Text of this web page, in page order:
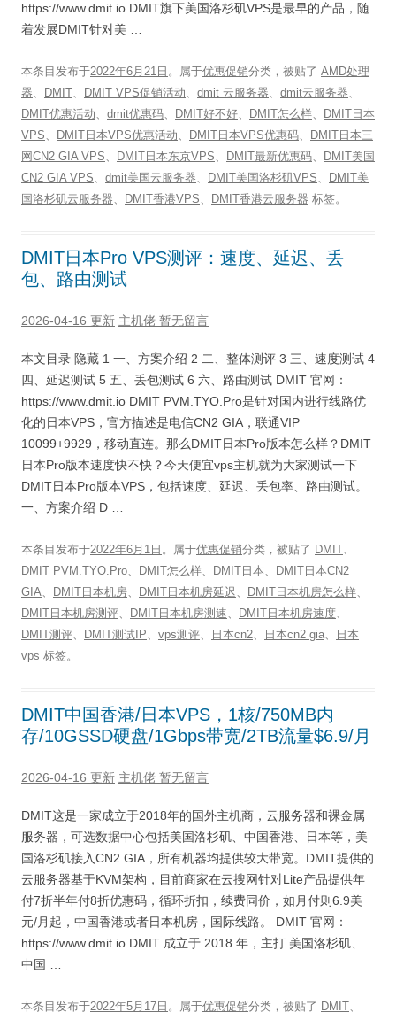
https://www.dmit.io DMIT旗下美国洛杉矶VPS是最早的产品，随
着发展DMIT针对美 …
本条目发布于2022年6月21日 。属于优惠促销分类，被贴了 AMD处理
器、 DMIT、 DMIT VPS促销活动、 dmit 云服务器、 dmit云服务器、
DMIT优惠活动、 dmit优惠码、 DMIT好不好、 DMIT怎么样、
DMIT日本
VPS、 DMIT日本VPS优惠活动、 DMIT日本VPS优惠码、
DMIT日本三
网CN2 GIA VPS、 DMIT日本东京VPS、 DMIT最新优惠码、
DMIT美国
CN2 GIA VPS、 dmit美国云服务器、 DMIT美国洛杉矶VPS、
DMIT美
国洛杉矶云服务器、 DMIT香港VPS、 DMIT香港云服务器 标签。
DMIT日本Pro VPS测评：速度、延迟、丢
包、路由测试
2026-04-16 更新 主机佬 暂无留言
本文目录 隐藏 1 一、方案介绍 2 二、整体测评 3 三、速度测试 4
四、延迟测试 5 五、丢包测试 6 六、路由测试 DMIT 官网：
https://www.dmit.io DMIT PVM.TYO.Pro是针对国内进行线路优
化的日本VPS，官方描述是电信CN2 GIA，联通VIP
10099+9929，移动直连。那么DMIT日本Pro版本怎么样？DMIT
日本Pro版本速度快不快？今天便宜vps主机就为大家测试一下
DMIT日本Pro版本VPS，包括速度、延迟、丢包率、路由测试。
一、方案介绍 D …
本条目发布于2022年6月1日 。属于优惠促销分类，被贴了 DMIT、
DMIT PVM.TYO.Pro、 DMIT怎么样、 DMIT日本、
DMIT日本CN2
GIA、 DMIT日本机房、 DMIT日本机房延迟、 DMIT日本机房怎么样、
DMIT日本机房测评、 DMIT日本机房测速、 DMIT日本机房速度、
DMIT测评、 DMIT测试IP、 vps测评、 日本cn2、 日本cn2 gia、
日本
vps 标签。
DMIT中国香港/日本VPS，1核/750MB内
存/10GSSD硬盘/1Gbps带宽/2TB流量$6.9/月
2026-04-16 更新 主机佬 暂无留言
DMIT这是一家成立于2018年的国外主机商，云服务器和裸金属
服务器，可选数据中心包括美国洛杉矶、中国香港、日本等，美
国洛杉矶接入CN2 GIA，所有机器均提供较大带宽。DMIT提供的
云服务器基于KVM架构，目前商家在云搜网针对Lite产品提供年
付7折半年付8折优惠码，循环折扣，续费同价，如月付则6.9美
元/月起，中国香港或者日本机房，国际线路。 DMIT 官网：
https://www.dmit.io DMIT 成立于 2018 年，主打 美国洛杉矶、
中国 …
本条目发布于2022年5月17日 。属于优惠促销分类，被贴了 DMIT、